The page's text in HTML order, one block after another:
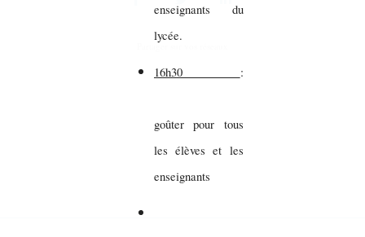
enseignants du
lycée.
16h30 :
goûter pour tous
les élèves et les
enseignants
Partager sur vos réseaux